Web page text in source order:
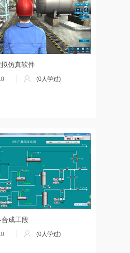
仿真软件
(0人学过)
成工段
(0人学过)